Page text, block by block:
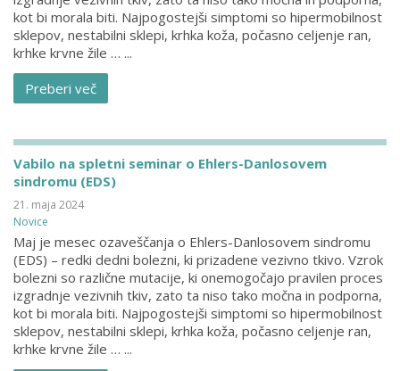
kot bi morala biti. Najpogostejši simptomi so hipermobilnost
sklepov, nestabilni sklepi, krhka koža, počasno celjenje ran,
krhke krvne žile … ...
Preberi več
Vabilo na spletni seminar o Ehlers-Danlosovem
sindromu (EDS)
21. maja 2024
Novice
Maj je mesec ozaveščanja o Ehlers-Danlosovem sindromu
(EDS) – redki dedni bolezni, ki prizadene vezivno tkivo. Vzrok
bolezni so različne mutacije, ki onemogočajo pravilen proces
izgradnje vezivnih tkiv, zato ta niso tako močna in podporna,
kot bi morala biti. Najpogostejši simptomi so hipermobilnost
sklepov, nestabilni sklepi, krhka koža, počasno celjenje ran,
krhke krvne žile … ...